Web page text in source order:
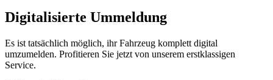
Digitalisierte Ummeldung
Es ist tatsächlich möglich, ihr Fahrzeug komplett digital
umzumelden. Profitieren Sie jetzt von unserem erstklassigen
Service.